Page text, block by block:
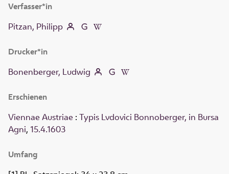
Verfasser*in
Pitzan, Philipp
Drucker*in
Bonenberger, Ludwig
Erschienen
Viennae Austriae : Typis Lvdovici Bonnoberger, in Bursa
Agni, 15.4.1603
Umfang